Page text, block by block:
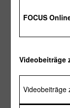
FOCUS
Videobeiträge
Videobeiträge